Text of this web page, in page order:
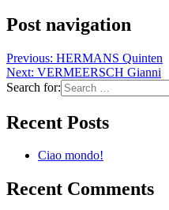
Post navigation
Previous: HERMANS Quinten
Next: VERMEERSCH Gianni
Search for:
Recent Posts
Ciao mondo!
Recent Comments